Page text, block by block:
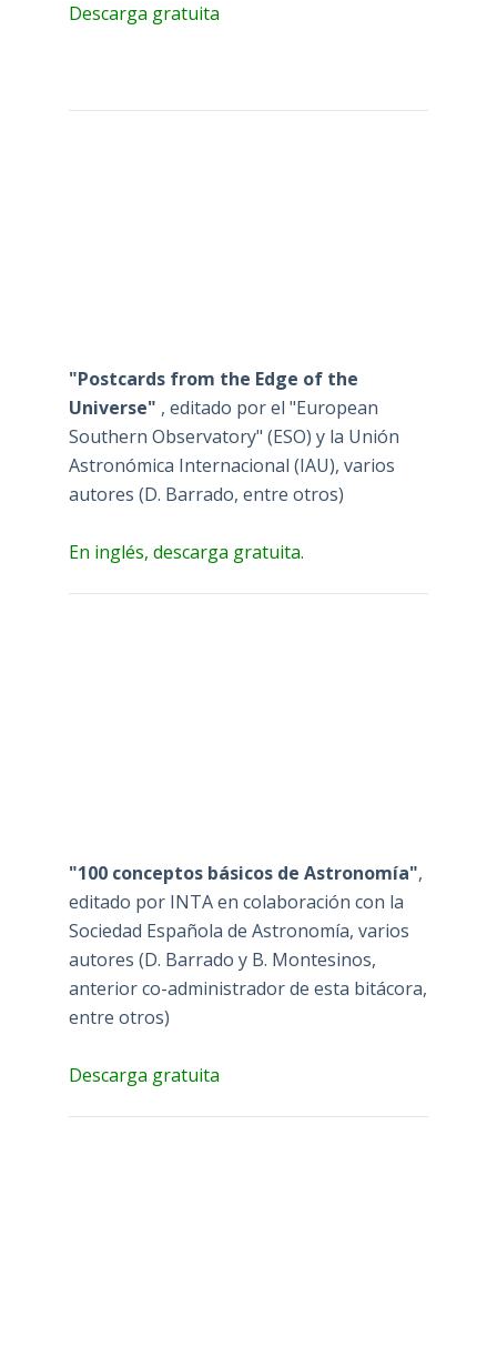
Descarga gratuita
"Postcards from the Edge of the
Universe" , editado por el "European
Southern Observatory" (ESO) y la Unión
Astronómica Internacional (IAU), varios
autores (D. Barrado, entre otros)
En inglés, descarga gratuita.
"100 conceptos básicos de Astronomía",
editado por INTA en colaboración con la
Sociedad Española de Astronomía, varios
autores (D. Barrado y B. Montesinos,
anterior co-administrador de esta bitácora,
entre otros)
Descarga gratuita